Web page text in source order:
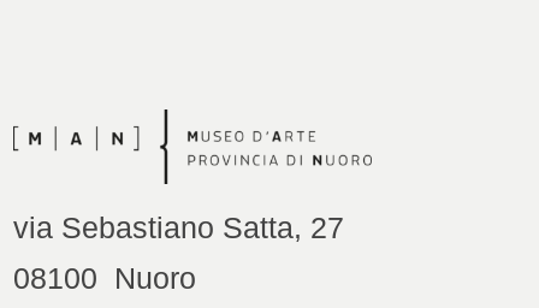
via Sebastiano Satta, 27
08100 Nuoro